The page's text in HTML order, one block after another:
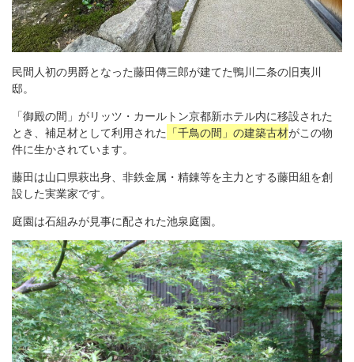
民間人初の男爵となった藤田傳三郎が建てた鴨川二条の旧夷川
邸。
「御殿の間」がリッツ・カールトン京都新ホテル内に移設された
とき、補足材として利用された 「千鳥の間」の建築古材がこの物
件に生かされています。
藤田は山口県萩出身、非鉄金属・精錬等を主力とする藤田組を創
設した実業家です。
庭園は石組みが見事に配された池泉庭園。